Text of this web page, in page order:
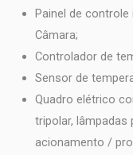
Painel de
Câmara;
Controlador de
Sensor de
Quadro elétrico
tripolar,
acionamento /